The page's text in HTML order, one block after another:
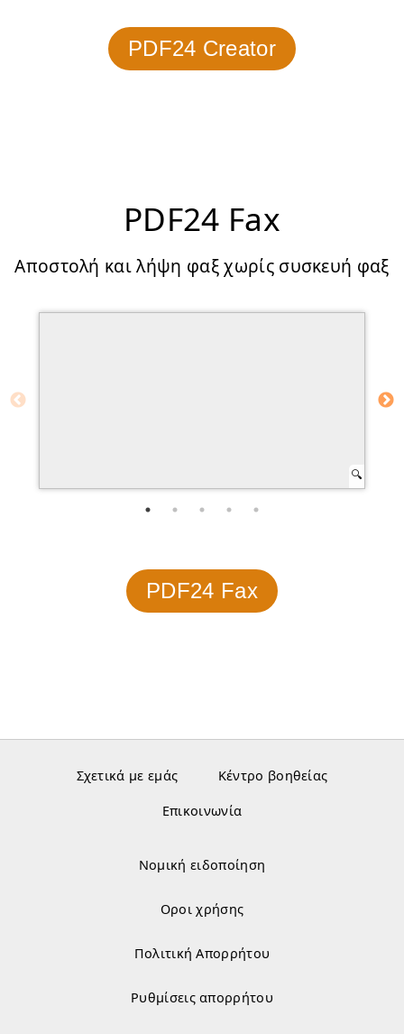
PDF24 Creator
PDF24 Fax
Αποστολή και λήψη φαξ χωρίς συσκευή φαξ
PDF24 Fax
Σχετικά με εμάς Κέντρο βοηθείας
Επικοινωνία
Νομική ειδοποίηση
Οροι χρήσης
Πολιτική Απορρήτου
Ρυθμίσεις απορρήτου